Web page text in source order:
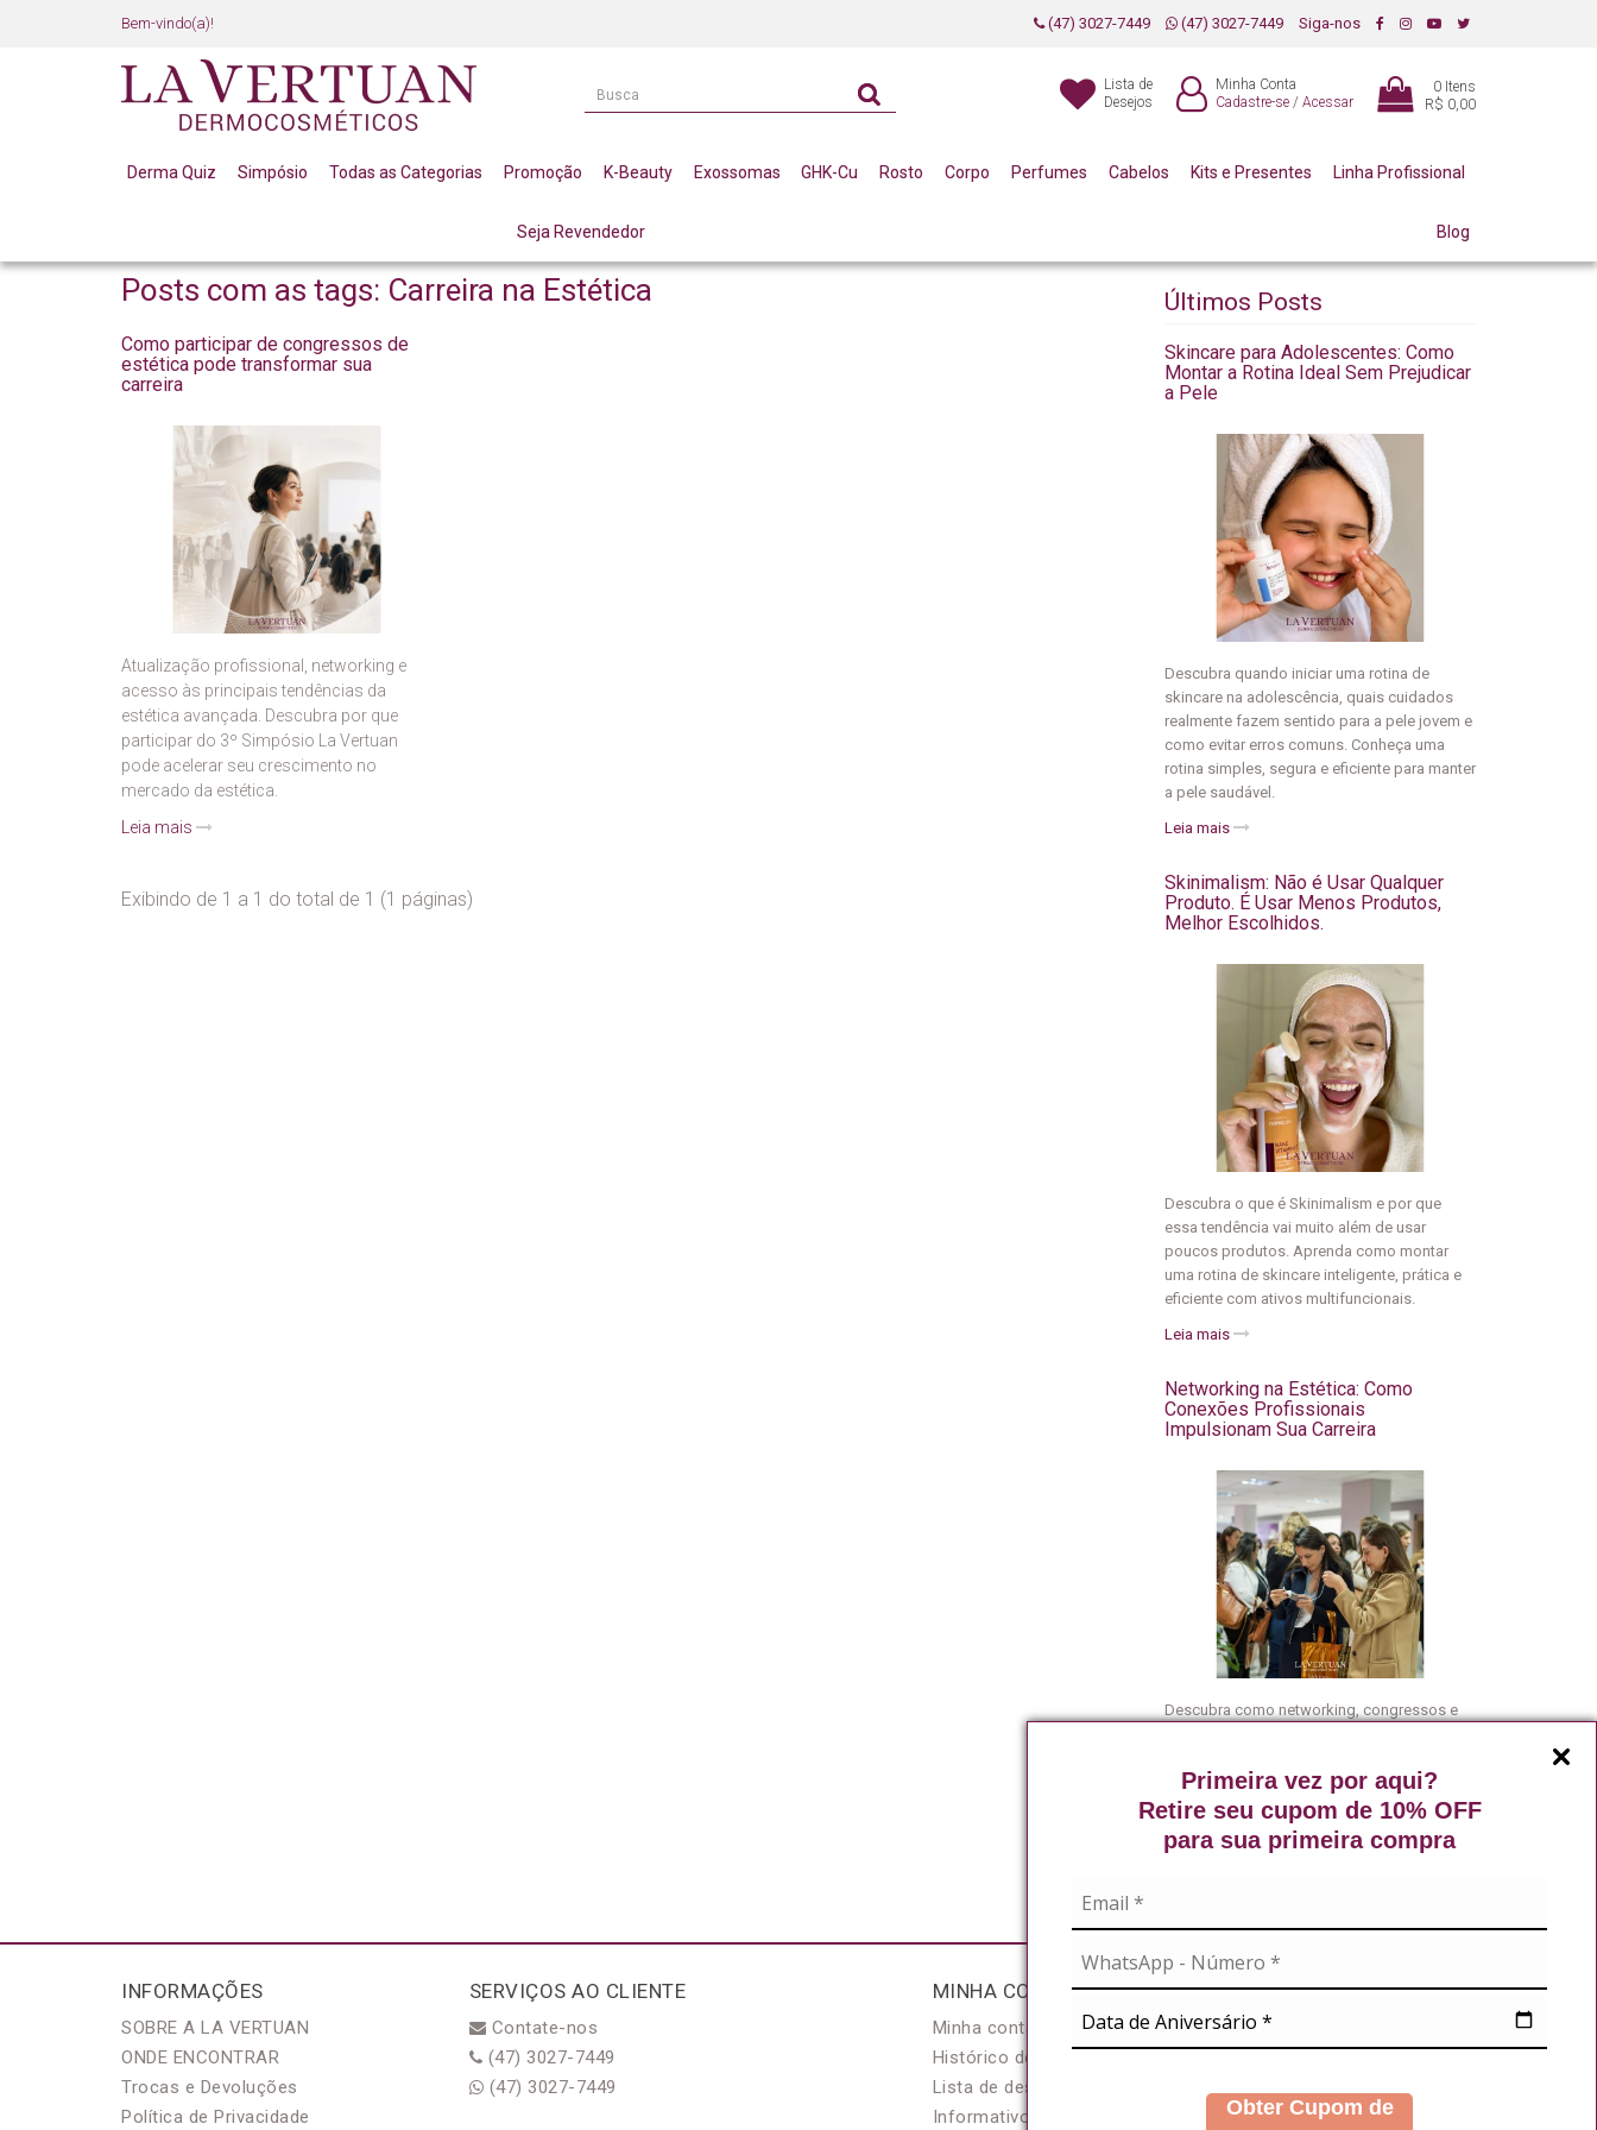
Primeira vez por aqui?
Retire seu cupom de 10% OFF
para sua primeira compra
Obter Cupom de
Bem-vindo(a)! (47) 3027-7449 (47) 3027-7449 Siga-nos
Lista de
Desejos
Minha Conta
Cadastre-se / Acessar
0 Itens
R$ 0,00
Derma Quiz Simpósio Todas as Categorias Promoção K-Beauty Exossomas GHK-Cu Rosto Corpo Perfumes Cabelos Kits e Presentes Linha Profissional
Seja Revendedor Blog
Posts com as tags: Carreira na Estética
Como participar de congressos de
estética pode transformar sua
carreira
Atualização profissional, networking e
acesso às principais tendências da
estética avançada. Descubra por que
participar do 3º Simpósio La Vertuan
pode acelerar seu crescimento no
mercado da estética.
Leia mais
Exibindo de 1 a 1 do total de 1 (1 páginas)
Últimos Posts
Skincare para Adolescentes: Como
Montar a Rotina Ideal Sem Prejudicar
a Pele
Descubra quando iniciar uma rotina de
skincare na adolescência, quais cuidados
realmente fazem sentido para a pele jovem e
como evitar erros comuns. Conheça uma
rotina simples, segura e eficiente para manter
a pele saudável.
Leia mais
Skinimalism: Não é Usar Qualquer
Produto. É Usar Menos Produtos,
Melhor Escolhidos.
Descubra o que é Skinimalism e por que
essa tendência vai muito além de usar
poucos produtos. Aprenda como montar
uma rotina de skincare inteligente, prática e
eficiente com ativos multifuncionais.
Leia mais
Networking na Estética: Como
Conexões Profissionais
Impulsionam Sua Carreira
Descubra como networking, congressos e
mercado da estética.
Leia mais
INFORMAÇÕES
SOBRE A LA VERTUAN
ONDE ENCONTRAR
Trocas e Devoluções
Política de Privacidade
SERVIÇOS AO CLIENTE
Contate-nos
(47) 3027-7449
(47) 3027-7449
MINHA CONTA
Minha conta
Histórico de pedidos
Lista de desejos
Informativo
NOSSAS REDES